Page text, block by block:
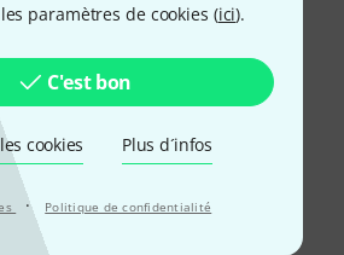
paramètres de cookies (ici).
C'est bon
cookies Plus d´infos
· Politique de confidentialité
moulé.
super son. Cette cloche, je la joue